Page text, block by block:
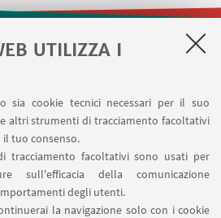
UTILIZZA I
sia cookie tecnici necessari per il suo
altri strumenti di tracciamento facoltativi
tuo consenso.
tracciamento facoltativi sono usati per
sull'efficacia della comunicazione
degli utenti.
la navigazione solo con i cookie
LINK UTILI
Area riservata
risorse
DIPARTIMENTO SU: